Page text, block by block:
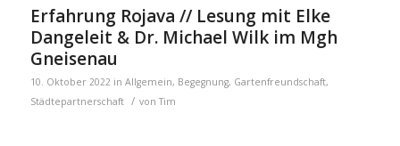
Erfahrung Rojava // Lesung mit Elke
Dangeleit & Dr. Michael Wilk im Mgh
Gneisenau
10. Oktober 2022 in Allgemein, Begegnung, Gartenfreundschaft,
Städtepartnerschaft
/ vonTim